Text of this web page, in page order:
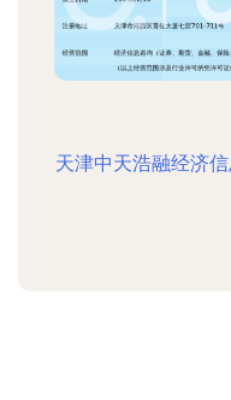
天津中天浩融经济